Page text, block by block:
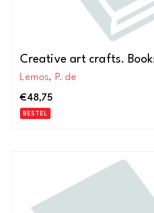
Creative art crafts.
Lemos, P. de
€48,75
BESTEL